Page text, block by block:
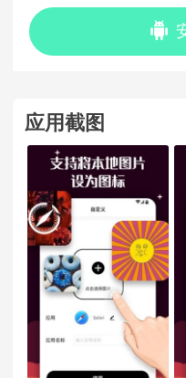
应用截图